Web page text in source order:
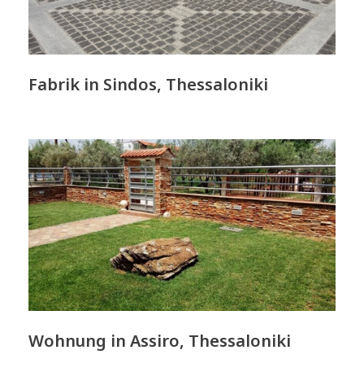
Fabrik in Sindos, Thessaloniki
Wohnung in Assiro, Thessaloniki